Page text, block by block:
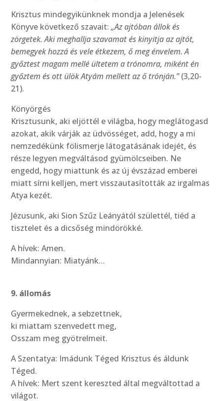
Krisztus mindegyikünknek mondja a Jelenések
Könyve következő szavait:„Az ajtóban állok és
zörgetek. Aki meghallja szavamat és kinyitja az ajtót,
bemegyek hozzá és vele étkezem, ő meg énvelem. A
győztest magam mellé ültetem a trónomra, miként én
győztem és ott ülök Atyám mellett az ő trónján.”(3,20-
21).
Könyörgés
Krisztusunk, aki eljöttél e világba, hogy meglátogasd
azokat, akik várják az üdvösséget, add, hogy a mi
nemzedékünk fölismerje látogatásának idejét, és
része legyen megváltásod gyümölcseiben. Ne
engedd, hogy miattunk és az új évszázad emberei
miatt sírni kelljen, mert visszautasították az irgalmas
Atya kezét.
Jézusunk, aki Sion Szűz Leányától születtél, tiéd a
tisztelet és a dicsőség mindörökké.
A hívek: Amen.
Mindannyian: Miatyánk…
9. állomás
Gyermekednek, a sebzettnek,
ki miattam szenvedett meg,
Osszam meg gyötrelmeit.
A Szentatya: Imádunk Téged Krisztus és áldunk
Téged.
A hívek: Mert szent kereszted által megváltottad a
világot.